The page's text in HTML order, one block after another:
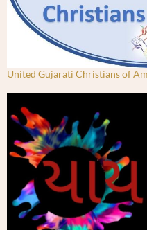
United Gujarati Christians of